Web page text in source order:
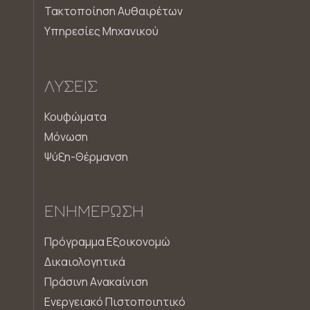
Τακτοποίηση Αυθαιρέτων
Υπηρεσίες Μηχανικού
ΛΎΣΕΙΣ
Κουφώματα
Μόνωση
Ψύξη-Θέρμανση
ΕΝΗΜΈΡΩΣΗ
Πρόγραμμα Εξοικονομώ
Δικαιολογητικά
Πράσινη Aνακαίνιση
Ενεργειακό Πιστοποιητικό